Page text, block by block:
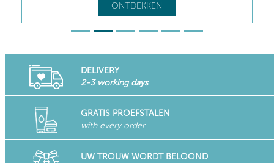
ONTDEKKEN
DELIVERY
2-3 working days
GRATIS PROEFSTALEN
with every order
UW TROUW WORDT BELOOND